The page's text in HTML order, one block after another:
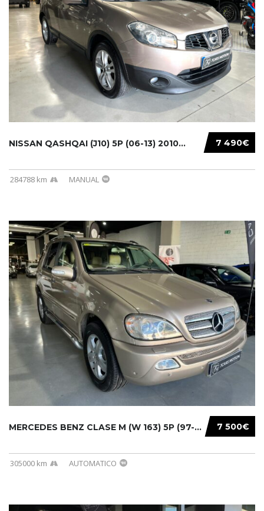
7 490€
NISSAN QASHQAI (J10) 5P (06-13) 2010...
284788 km MANUAL
7 500€
MERCEDES BENZ CLASE M (W 163) 5P (97-05) 200...
305000 km AUTOMATICO